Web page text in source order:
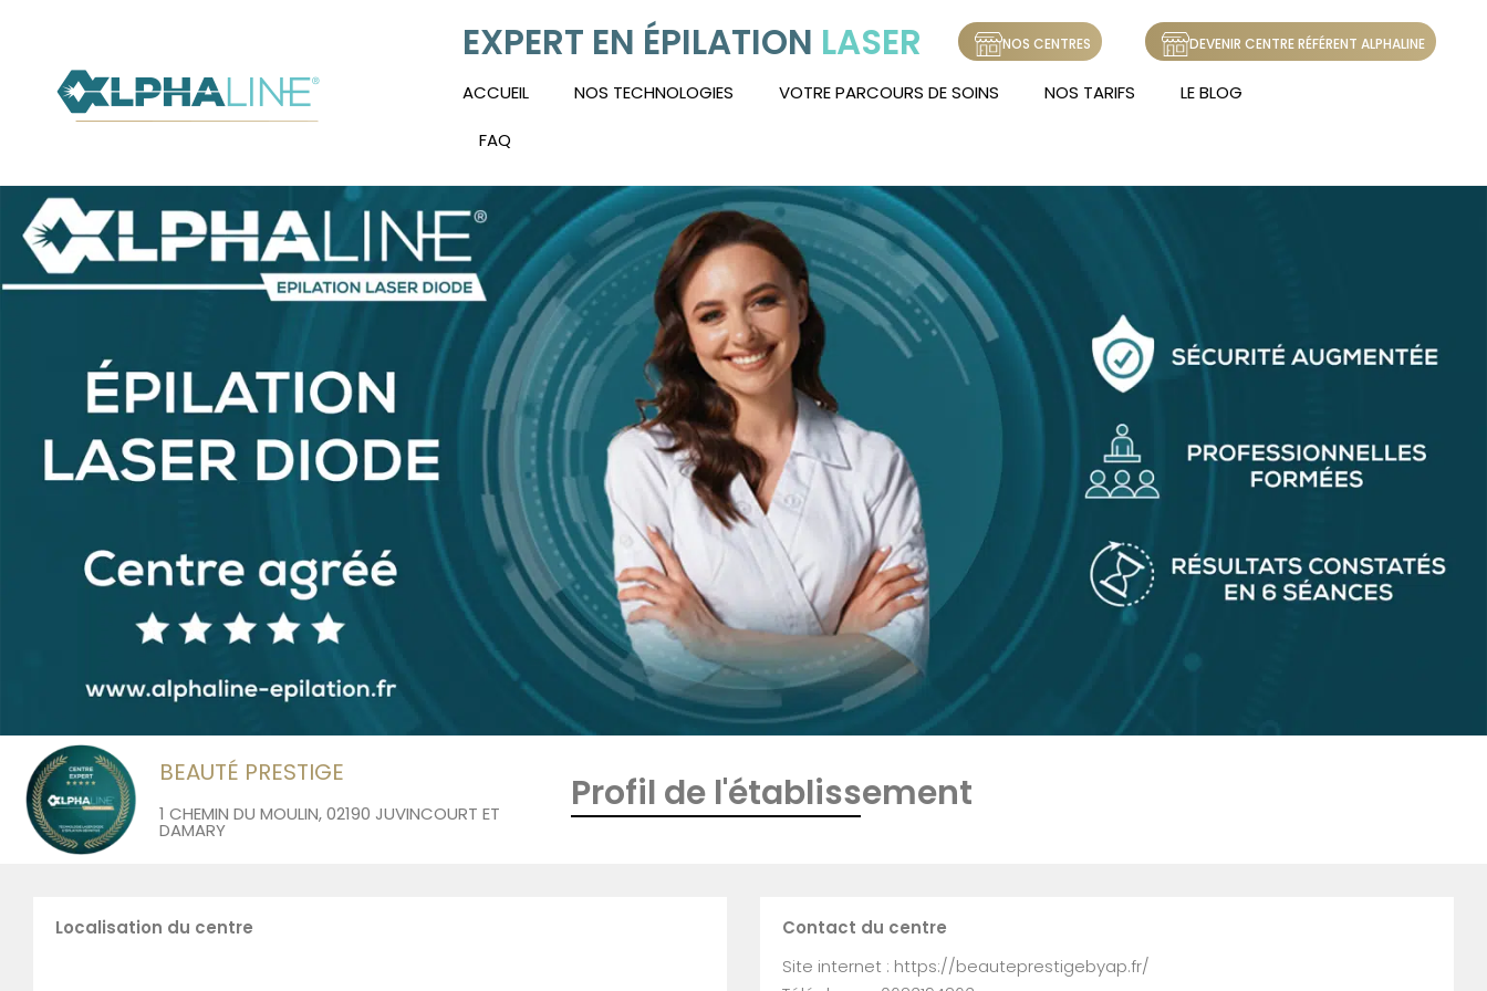
EXPERT EN ÉPILATION LASER NOS CENTRES DEVENIR CENTRE RÉFÉRENT ALPHALINE
ACCUEIL NOS TECHNOLOGIES VOTRE PARCOURS DE SOINS NOS TARIFS LE BLOG
FAQ
BEAUTÉ PRESTIGE
1 CHEMIN DU MOULIN, 02190 JUVINCOURT ET
DAMARY
Profil de l'établissement
Localisation du centre
Contact du centre
Site internet : https://beauteprestigebyap.fr/